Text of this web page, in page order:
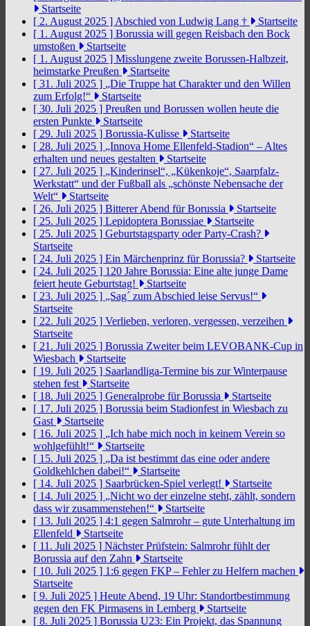
Startseite
[ 2. August 2025 ] Abschied von Ludwig Lang †
Startseite
[ 1. August 2025 ] Borussia will gegen Reisbach den Bock
umstoßen
Startseite
[ 1. August 2025 ] Misslungene zweite Borussen-Halbzeit,
heimstarke Preußen
Startseite
[ 31. Juli 2025 ] „Die Truppe hat Charakter und den Willen
zum Erfolg!“
Startseite
[ 30. Juli 2025 ] Preußen und Borussen wollen heute die
ersten Punkte
Startseite
[ 29. Juli 2025 ] Borussia-Kulisse
Startseite
[ 28. Juli 2025 ] „Innova Home Ellenfeld-Stadion“ – Altes
erhalten und neues gestalten
Startseite
[ 27. Juli 2025 ] „Kinderinsel“, „Kükenkoje“, Saarpfalz-
Werkstatt“ und der Fußball als „schönste Nebensache der
Welt“
Startseite
[ 26. Juli 2025 ] Bitterer Abend für Borussia
Startseite
[ 25. Juli 2025 ] Lepidoptera Borussiae
Startseite
[ 25. Juli 2025 ] Geburtstagsparty oder Party-Crash?
Startseite
[ 24. Juli 2025 ] Ein Märchenprinz für Borussia?
Startseite
[ 24. Juli 2025 ] 120 Jahre Borussia: Eine alte junge Dame
feiert heute Geburtstag!
Startseite
[ 23. Juli 2025 ] „Sag´ zum Abschied leise Servus!“
Startseite
[ 22. Juli 2025 ] Verlieben, verloren, vergessen, verzeihen
Startseite
[ 21. Juli 2025 ] Borussia Zweiter beim LEVOBANK-Cup in
Wiesbach
Startseite
[ 19. Juli 2025 ] Saarlandliga-Termine bis zur Winterpause
stehen fest
Startseite
[ 18. Juli 2025 ] Generalprobe für Borussia
Startseite
[ 17. Juli 2025 ] Borussia beim Stadionfest in Wiesbach zu
Gast
Startseite
[ 16. Juli 2025 ] „Ich habe mich noch in keinem Verein so
wohlgefühlt!“
Startseite
[ 15. Juli 2025 ] „Da ist bestimmt das eine oder andere
Goldkehlchen dabei!“
Startseite
[ 14. Juli 2025 ] Saarbrücken-Spiel verlegt!
Startseite
[ 14. Juli 2025 ] „Nicht wo der einzelne steht, zählt, sondern
dass wir zusammenstehen!“
Startseite
[ 13. Juli 2025 ] 4:1 gegen Salmrohr – gute Unterhaltung im
Ellenfeld
Startseite
[ 11. Juli 2025 ] Nächster Prüfstein: Salmrohr fühlt der
Borussia auf den Zahn
Startseite
[ 10. Juli 2025 ] 1:6 gegen FKP – Fehler zu Helfern machen
Startseite
[ 9. Juli 2025 ] Heute Abend, 19 Uhr: Standortbestimmung
gegen den FK Pirmasens in Lemberg
Startseite
[ 8. Juli 2025 ] Borussia U23: Ein Projekt, das Spannung